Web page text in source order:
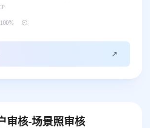
文：英语书面表达 中译英/英译中：翻译
100% 

审核-场景照审核